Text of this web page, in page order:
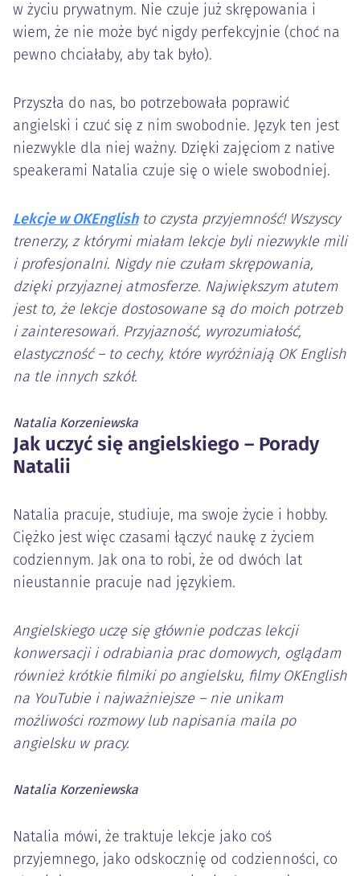
w życiu prywatnym. Nie czuje już skrępowania i
wiem, że nie może być nigdy perfekcyjnie (choć na
pewno chciałaby, aby tak było).
Przyszła do nas, bo potrzebowała poprawić
angielski i czuć się z nim swobodnie. Język ten jest
niezwykle dla niej ważny. Dzięki zajęciom z native
speakerami Natalia czuje się o wiele swobodniej.
Lekcje w OKEnglishto czysta przyjemność! Wszyscy
trenerzy, z którymi miałam lekcje byli niezwykle mili
i profesjonalni. Nigdy nie czułam skrępowania,
dzięki przyjaznej atmosferze. Największym atutem
jest to, że lekcje dostosowane są do moich potrzeb
i zainteresowań. Przyjazność, wyrozumiałość,
elastyczność – to cechy, które wyróżniają OK English
na tle innych szkół.
Natalia Korzeniewska
Jak uczyć się angielskiego – Porady
Natalii
Natalia pracuje, studiuje, ma swoje życie i hobby.
Ciężko jest więc czasami łączyć naukę z życiem
codziennym. Jak ona to robi, że od dwóch lat
nieustannie pracuje nad językiem.
Angielskiego uczę się głównie podczas lekcji
konwersacji i odrabiania prac domowych, oglądam
również krótkie filmiki po angielsku, filmy OKEnglish
na YouTubie i najważniejsze – nie unikam
możliwości rozmowy lub napisania maila po
angielsku w pracy.
Natalia Korzeniewska
Natalia mówi, że traktuje lekcje jako coś
przyjemnego, jako odskocznię od codzienności, co